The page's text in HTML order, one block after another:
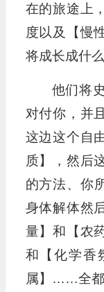
在的旅途上
度以及【慢
将成长成什
他们将
对付你，并
这边这个自
质】，然后
的方法、你
身体解体然
量】和【农
和【化学香
属】……全